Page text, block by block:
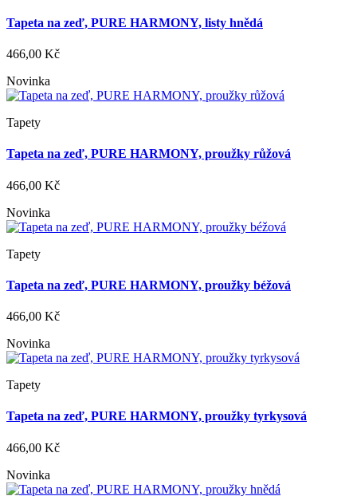
Tapeta na zeď, PURE HARMONY, listy hnědá
466,00 Kč
Novinka
Tapety
Tapeta na zeď, PURE HARMONY, proužky růžová
466,00 Kč
Novinka
Tapety
Tapeta na zeď, PURE HARMONY, proužky béžová
466,00 Kč
Novinka
Tapety
Tapeta na zeď, PURE HARMONY, proužky tyrkysová
466,00 Kč
Novinka